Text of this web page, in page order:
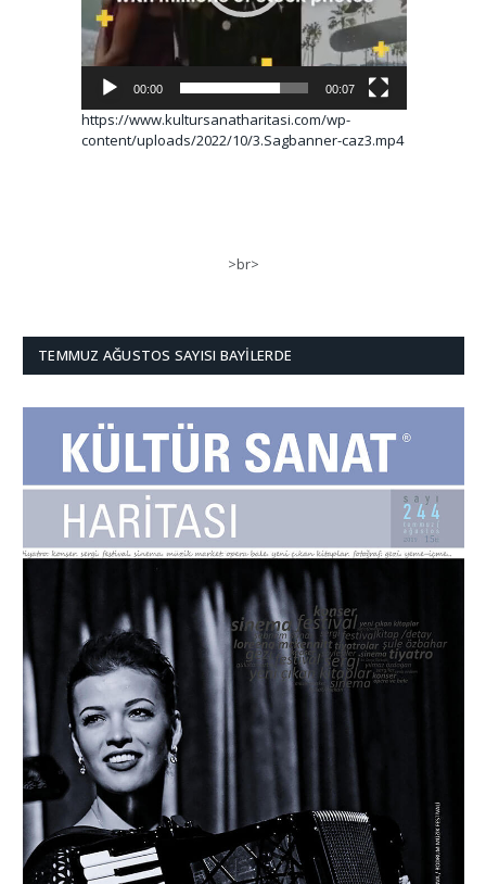
00:00 00:07
https://www.kultursanatharitasi.com/wp-
content/uploads/2022/10/3.Sagbanner-caz3.mp4
>br>
TEMMUZ AĞUSTOS SAYISI BAYILERDE